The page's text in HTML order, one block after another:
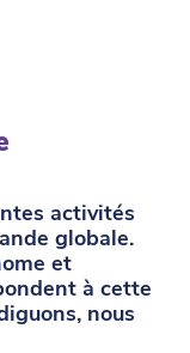
activités
globale.
et
à cette
nous